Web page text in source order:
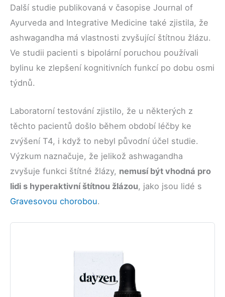
Další studie publikovaná v časopise Journal of
Ayurveda and Integrative Medicine také zjistila, že
ashwagandha má vlastnosti zvyšující štítnou žlázu.
Ve studii pacienti s bipolární poruchou používali
bylinu ke zlepšení kognitivních funkcí po dobu osmi
týdnů.
Laboratorní testování zjistilo, že u některých z
těchto pacientů došlo během období léčby ke
zvýšení T4, i když to nebyl původní účel studie.
Výzkum naznačuje, že jelikož ashwagandha
zvyšuje funkci štítné žlázy, nemusí být vhodná pro
lidi s hyperaktivní štítnou žlázou, jako jsou lidé s
Gravesovou chorobou.